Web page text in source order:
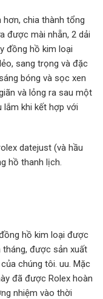
chia thành tổng
được mài nhẵn, 2 dải
đồng hồ kim loại
sang trọng và đặc
bóng và sọc xen
và lỏng ra sau một
khi kết hợp với
datejust (và hầu
hồ thanh lịch.
hồ kim loại được
tháng, được sản xuất
chúng tôi. uu. Mặc
đã được Rolex hoàn
nhiệm vào thời